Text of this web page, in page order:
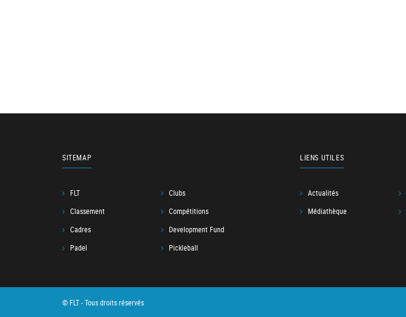
SITEMAP
FLT
Clubs
Classement
Compétitions
Cadres
Development Fund
Padel
Pickleball
LIENS UTILES
Actualités
Médiathèque
© FLT - Tous droits réservés